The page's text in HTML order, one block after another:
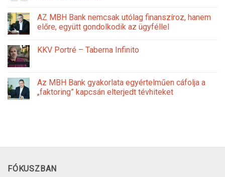
AZ MBH Bank nemcsak utólag finanszíroz, hanem
előre, együtt gondolkodik az ügyféllel
KKV Portré – Taberna Infinito
Az MBH Bank gyakorlata egyértelműen cáfolja a
„faktoring” kapcsán elterjedt tévhiteket
FÓKUSZBAN